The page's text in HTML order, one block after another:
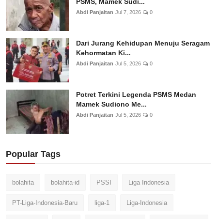
PSMS, Mamek Sudi...
Abdi Panjaitan Jul 7, 2026 0
Dari Jurang Kehidupan Menuju Seragam
Kehormatan Ki...
Abdi Panjaitan Jul 5, 2026 0
Potret Terkini Legenda PSMS Medan
Mamek Sudiono Me...
Abdi Panjaitan Jul 5, 2026 0
Popular Tags
bolahita bolahita-id PSSI Liga Indonesia
PT-Liga-Indonesia-Baru liga-1 Liga-Indonesia